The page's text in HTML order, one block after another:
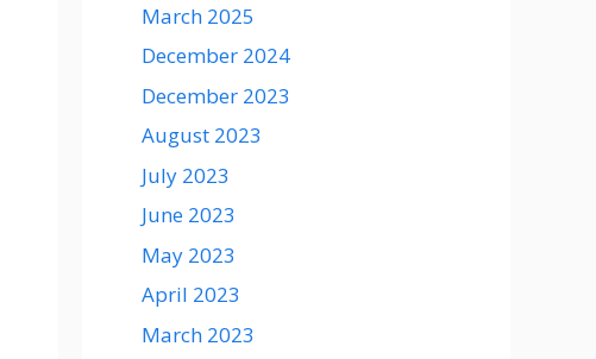
March 2025
December 2024
December 2023
August 2023
July 2023
June 2023
May 2023
April 2023
March 2023